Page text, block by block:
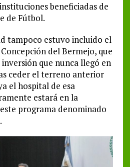
beneficiadas de
de Fútbol.
tampoco estuvo incluido el
del Bermejo, que
que nunca llegó en
ceder el terreno anterior
el hospital de esa
estará en la
programa denominado